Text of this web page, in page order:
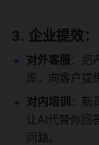
企业提效
对外客服 ：把
库，向客户提
对内培训 ：新
让AI代替你回
问题。